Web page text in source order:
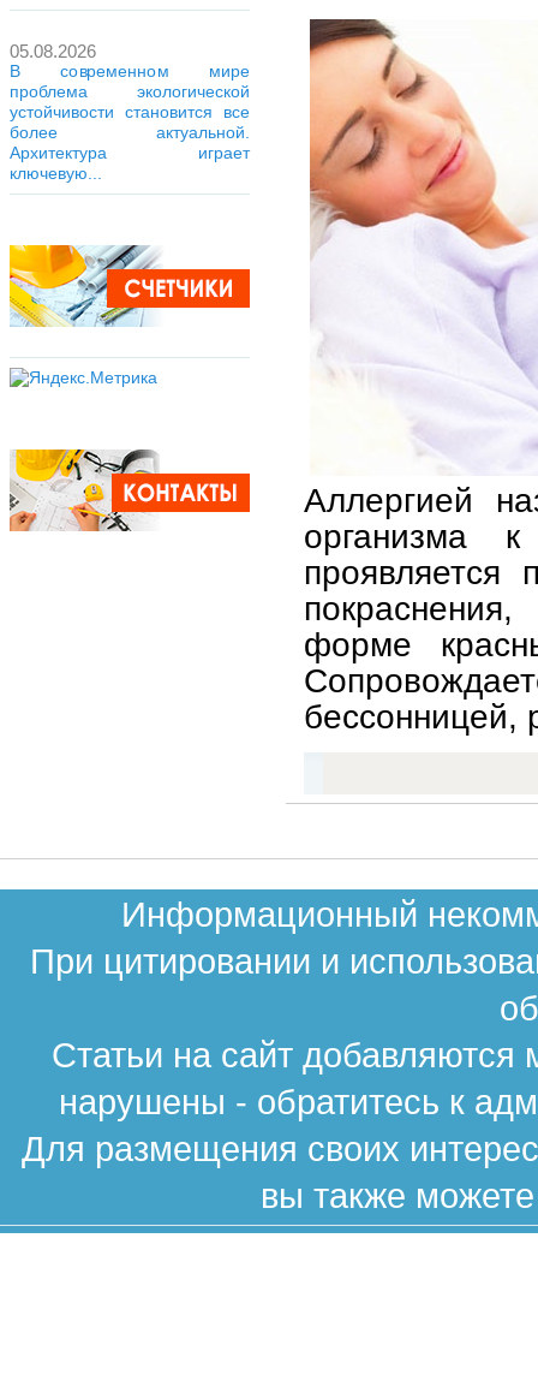
05.08.2026
В современном мире
проблема экологической
устойчивости становится все
более актуальной.
Архитектура играет
ключевую...
Аллергией
организма
проявляется
форме
бессонницей,
Информационный
При цитировании и
Статьи на сайт
нарушены - обратитесь к
Для размещения своих
вы также